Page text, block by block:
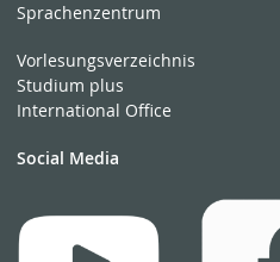
Sprachenzentrum
Vorlesungsverzeichnis
Studium plus
International Office
Social Media